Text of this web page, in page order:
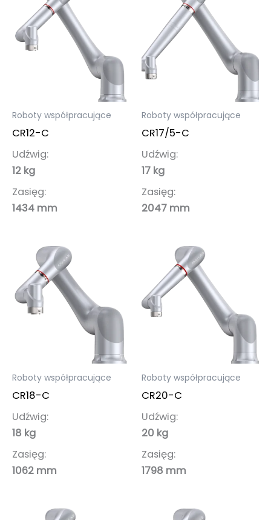
Roboty współpracujące
CR12-C
Udźwig:
12 kg
Zasięg:
1434 mm
Roboty współpracujące
CR17/5-C
Udźwig:
17 kg
Zasięg:
2047 mm
Roboty współpracujące
CR18-C
Udźwig:
18 kg
Zasięg:
1062 mm
Roboty współpracujące
CR20-C
Udźwig:
20 kg
Zasięg:
1798 mm